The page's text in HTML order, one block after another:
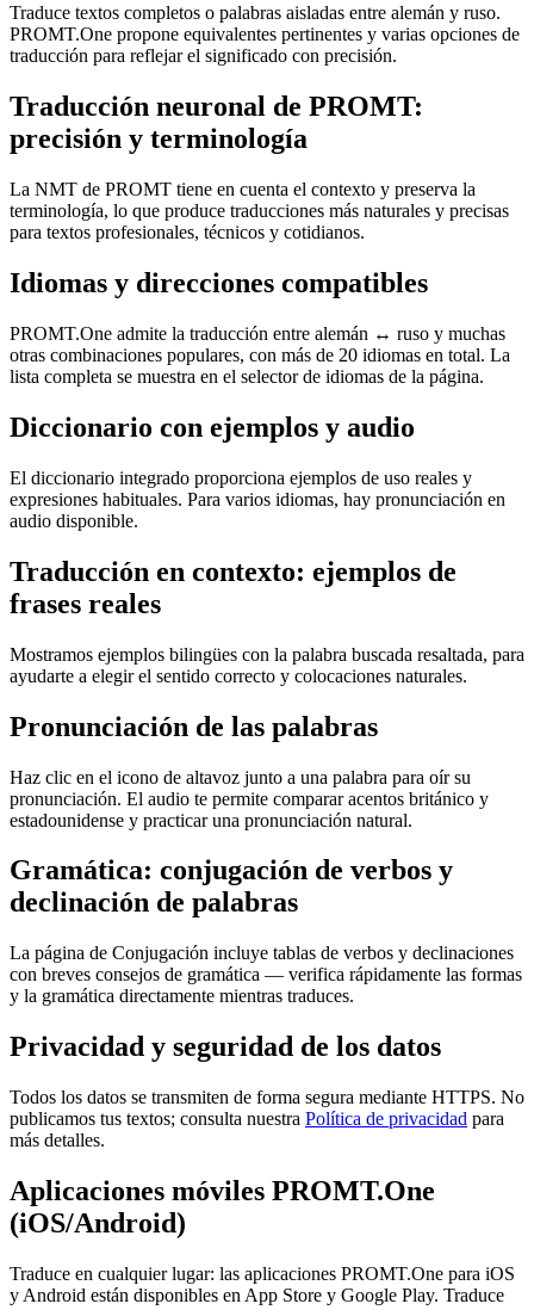
Traduce textos completos o palabras aisladas entre alemán y ruso.
PROMT.One propone equivalentes pertinentes y varias opciones de
traducción para reflejar el significado con precisión.
Traducción neuronal de PROMT:
precisión y terminología
La NMT de PROMT tiene en cuenta el contexto y preserva la
terminología, lo que produce traducciones más naturales y precisas
para textos profesionales, técnicos y cotidianos.
Idiomas y direcciones compatibles
PROMT.One admite la traducción entre alemán ↔ ruso y muchas
otras combinaciones populares, con más de 20 idiomas en total. La
lista completa se muestra en el selector de idiomas de la página.
Diccionario con ejemplos y audio
El diccionario integrado proporciona ejemplos de uso reales y
expresiones habituales. Para varios idiomas, hay pronunciación en
audio disponible.
Traducción en contexto: ejemplos de
frases reales
Mostramos ejemplos bilingües con la palabra buscada resaltada, para
ayudarte a elegir el sentido correcto y colocaciones naturales.
Pronunciación de las palabras
Haz clic en el icono de altavoz junto a una palabra para oír su
pronunciación. El audio te permite comparar acentos británico y
estadounidense y practicar una pronunciación natural.
Gramática: conjugación de verbos y
declinación de palabras
La página de Conjugación incluye tablas de verbos y declinaciones
con breves consejos de gramática — verifica rápidamente las formas
y la gramática directamente mientras traduces.
Privacidad y seguridad de los datos
Todos los datos se transmiten de forma segura mediante HTTPS. No
publicamos tus textos; consulta nuestra Política de privacidad para
más detalles.
Aplicaciones móviles PROMT.One
(iOS/Android)
Traduce en cualquier lugar: las aplicaciones PROMT.One para iOS
y Android están disponibles en App Store y Google Play. Traduce